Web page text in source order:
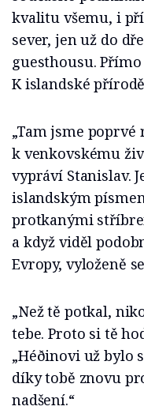
kvalitu všemu, i
sever, jen už do
guesthousu.
K islandské
„Tam jsme
k venkovskému
vypráví Stanislav.
islandským
protkanými
a když viděl
Evropy, vyloženě
„Než tě potkal,
tebe. Proto si tě
„Héðinovi už bylo
díky tobě znovu
nadšení.“